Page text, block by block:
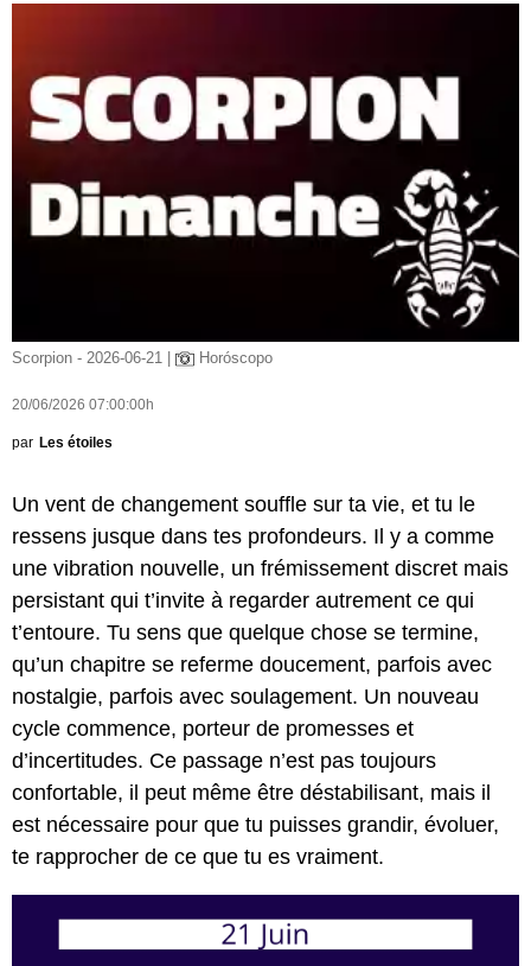
Scorpion - 2026-06-21 | Horóscopo
20/06/2026 07:00:00h
par Les étoiles
Un vent de changement souffle sur ta vie, et tu le
ressens jusque dans tes profondeurs. Il y a comme
une vibration nouvelle, un frémissement discret mais
persistant qui t’invite à regarder autrement ce qui
t’entoure. Tu sens que quelque chose se termine,
qu’un chapitre se referme doucement, parfois avec
nostalgie, parfois avec soulagement. Un nouveau
cycle commence, porteur de promesses et
d’incertitudes. Ce passage n’est pas toujours
confortable, il peut même être déstabilisant, mais il
est nécessaire pour que tu puisses grandir, évoluer,
te rapprocher de ce que tu es vraiment.